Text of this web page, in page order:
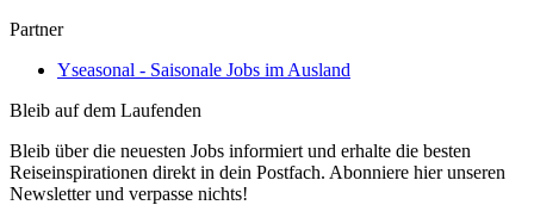
Partner
Yseasonal - Saisonale Jobs im Ausland
Bleib auf dem Laufenden
Bleib über die neuesten Jobs informiert und erhalte die besten
Reiseinspirationen direkt in dein Postfach. Abonniere hier unseren
Newsletter und verpasse nichts!